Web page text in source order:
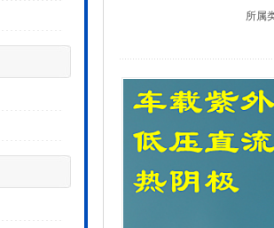
所属